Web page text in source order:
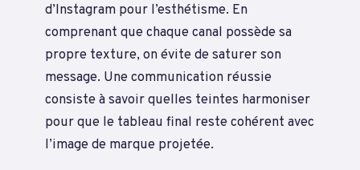
d’Instagram pour l’esthétisme. En
comprenant que chaque canal possède sa
propre texture, on évite de saturer son
message. Une communication réussie
consiste à savoir quelles teintes harmoniser
pour que le tableau final reste cohérent avec
l’image de marque projetée.